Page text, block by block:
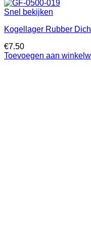
Snel bekijken
Kogellager Rubber
€7.50
Toevoegen aan